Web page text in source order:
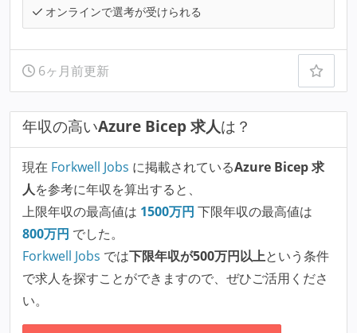
オンラインで選考が受けられる
6ヶ月前更新
年収の高いAzure Bicep 求人は？
現在 Forkwell Jobs に掲載されているAzure Bicep 求
人を参考に年収を算出すると、
上限年収の最高値は 1500万円 下限年収の最高値は
800万円 でした。
Forkwell Jobs では下限年収が500万円以上という条件
で求人を探すことができますので、ぜひご活用くださ
い。